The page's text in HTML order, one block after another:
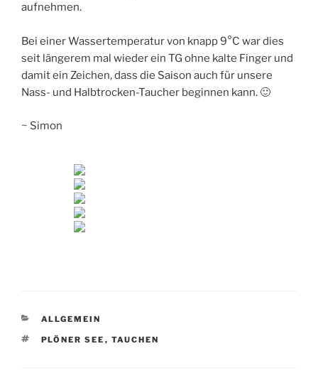
aufnehmen.
Bei einer Wassertemperatur von knapp 9°C war dies
seit längerem mal wieder ein TG ohne kalte Finger und
damit ein Zeichen, dass die Saison auch für unsere
Nass- und Halbtrocken-Taucher beginnen kann. 🙂
~ Simon
KATEGORIEN
ALLGEMEIN
SCHLAGWÖRTER
PLÖNER SEE , TAUCHEN